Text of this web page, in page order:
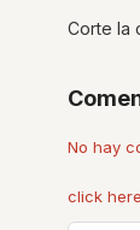
Corte la
No hay
click